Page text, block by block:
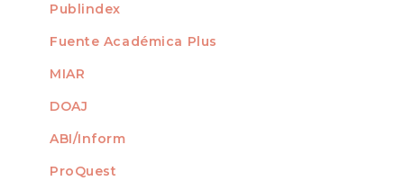
Publindex
Fuente Académica Plus
MIAR
DOAJ
ABI/Inform
ProQuest